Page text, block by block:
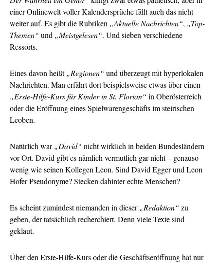
einer Onlinewelt voller Kalendersprüche fällt auch das nicht
weiter auf. Es gibt die Rubriken „Aktuelle Nachrichten“, „Top-
Themen“ und „Meistgelesen“. Und sieben verschiedene
Ressorts.
Eines davon heißt„Regionen“ und überzeugt mit hyperlokalen
Nachrichten. Man erfährt dort beispielsweise etwas über einen
„Erste-Hilfe-Kurs für Kinder in St. Florian“ in Oberösterreich
oder die Eröffnung eines Spielwarengeschäfts im steirischen
Leoben.
Natürlich war„David“ nicht wirklich in beiden Bundesländern
vor Ort. David gibt es nämlich vermutlich gar nicht – genauso
wenig wie seinen Kollegen Leon. Sind David Egger und Leon
Hofer Pseudonyme? Stecken dahinter echte Menschen?
Es scheint zumindest niemanden in dieser„Redaktion“ zu
geben, der tatsächlich recherchiert. Denn viele Texte sind
geklaut.
Über den Erste-Hilfe-Kurs oder die Geschäftseröffnung hat nur